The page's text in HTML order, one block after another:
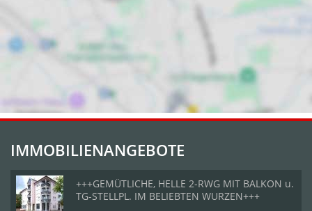
IMMOBILIENANGEBOTE
+++GEMÜTLICHE, HELLE 2-RWG MIT BALKON u.
TG-STELLPL. IM BELIEBTEN WURZEN+++